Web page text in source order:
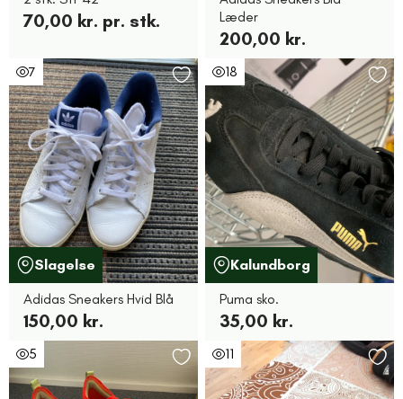
70,00 kr. pr. stk.
Læder
200,00 kr.
7
Slagelse
Adidas Sneakers Hvid Blå
150,00 kr.
18
Kalundborg
Puma sko.
35,00 kr.
5 11